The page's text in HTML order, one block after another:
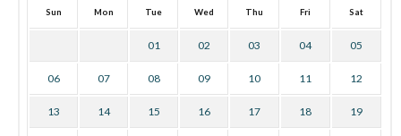
Sun Mon Tue Wed Thu Fri Sat
01 02 03 04 05
06 07 08 09 10 11 12
13 14 15 16 17 18 19